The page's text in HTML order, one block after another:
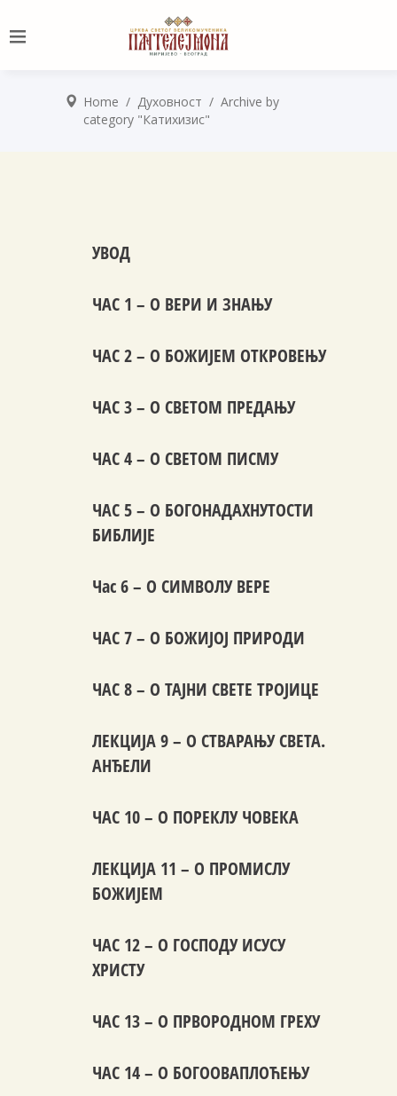
Home / Духовност / Archive by
category "Катихизис"
УВОД
ЧАС 1 – О ВЕРИ И ЗНАЊУ
ЧАС 2 – О БОЖИЈЕМ ОТКРОВЕЊУ
ЧАС 3 – О СВЕТОМ ПРЕДАЊУ
ЧАС 4 – О СВЕТОМ ПИСМУ
ЧАС 5 – О БОГОНАДАХНУТОСТИ
БИБЛИЈЕ
Час 6 – О СИМВОЛУ ВЕРЕ
ЧАС 7 – О БОЖИЈОЈ ПРИРОДИ
ЧАС 8 – О ТАЈНИ СВЕТЕ ТРОЈИЦЕ
ЛЕКЦИЈА 9 – О СТВАРАЊУ СВЕТА.
АНЂЕЛИ
ЧАС 10 – О ПОРЕКЛУ ЧОВЕКА
ЛЕКЦИЈА 11 – О ПРОМИСЛУ
БОЖИЈЕМ
ЧАС 12 – О ГОСПОДУ ИСУСУ
ХРИСТУ
ЧАС 13 – О ПРВОРОДНОМ ГРЕХУ
ЧАС 14 – О БОГООВАПЛОЋЕЊУ